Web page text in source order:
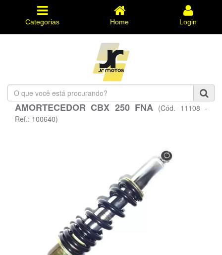
Categorias Home Login
O
que
você
está
AMORTECEDOR CBX 250 FNA (Cód. 11108 -
Ref.: 100640)